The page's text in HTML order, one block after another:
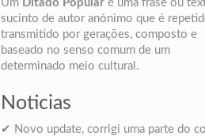
Um Ditado Popularé uma frase ou
sucinto de autor anónimo que é
transmitido por gerações, composto e
baseado no senso comum de um
determinado meio cultural.
Noticias
✔ Novo update, corrigi uma parte do